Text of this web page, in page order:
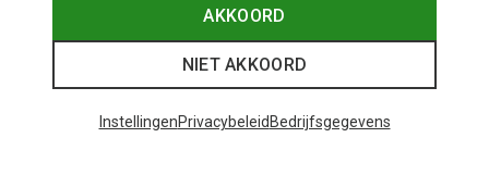
AKKOORD
NIET AKKOORD
InstellingenPrivacybeleid Bedrijfsgegevens